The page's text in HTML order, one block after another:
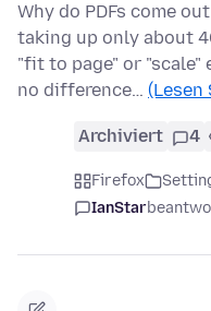
Why do PDFs come
taking up only about
"fit to page" or "scale"
no difference… (Lesen
Archiviert 4
Firefox
IanStar